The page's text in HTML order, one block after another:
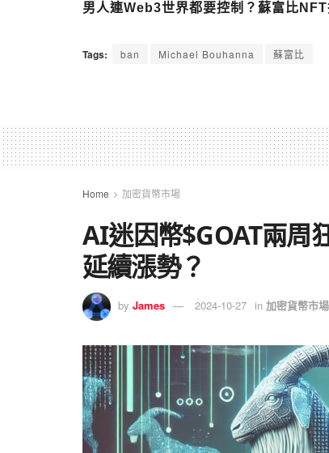
男人連Web3世界都要控制？蘇富比
Tags: ban Michael Bouhanna 蘇富比
Home 加密貨幣市場
AI迷因幣$GOAT兩周
延續漲勢？
by James 2024-10-27 in 加密貨幣市場